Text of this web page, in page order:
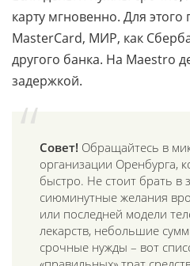
карту мгновенно. Для этого
MasterCard, МИР, как
другого банка. На Maestro
задержкой.
Совет! Обращайтесь в
организации Оренбурга,
быстро. Не стоит брать в
сиюминутные желания
или последней модели
лекарств, небольшие
срочные нужды – вот